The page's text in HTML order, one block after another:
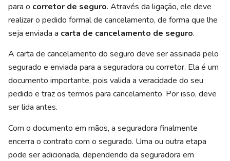
para o corretor de seguro. Através da ligação, ele deve
realizar o pedido formal de cancelamento, de forma que lhe
seja enviada a carta de cancelamento de seguro.
A carta de cancelamento do seguro deve ser assinada pelo
segurado e enviada para a seguradora ou corretor. Ela é um
documento importante, pois valida a veracidade do seu
pedido e traz os termos para cancelamento. Por isso, deve
ser lida antes.
Com o documento em mãos, a seguradora finalmente
encerra o contrato com o segurado. Uma ou outra etapa
pode ser adicionada, dependendo da seguradora em